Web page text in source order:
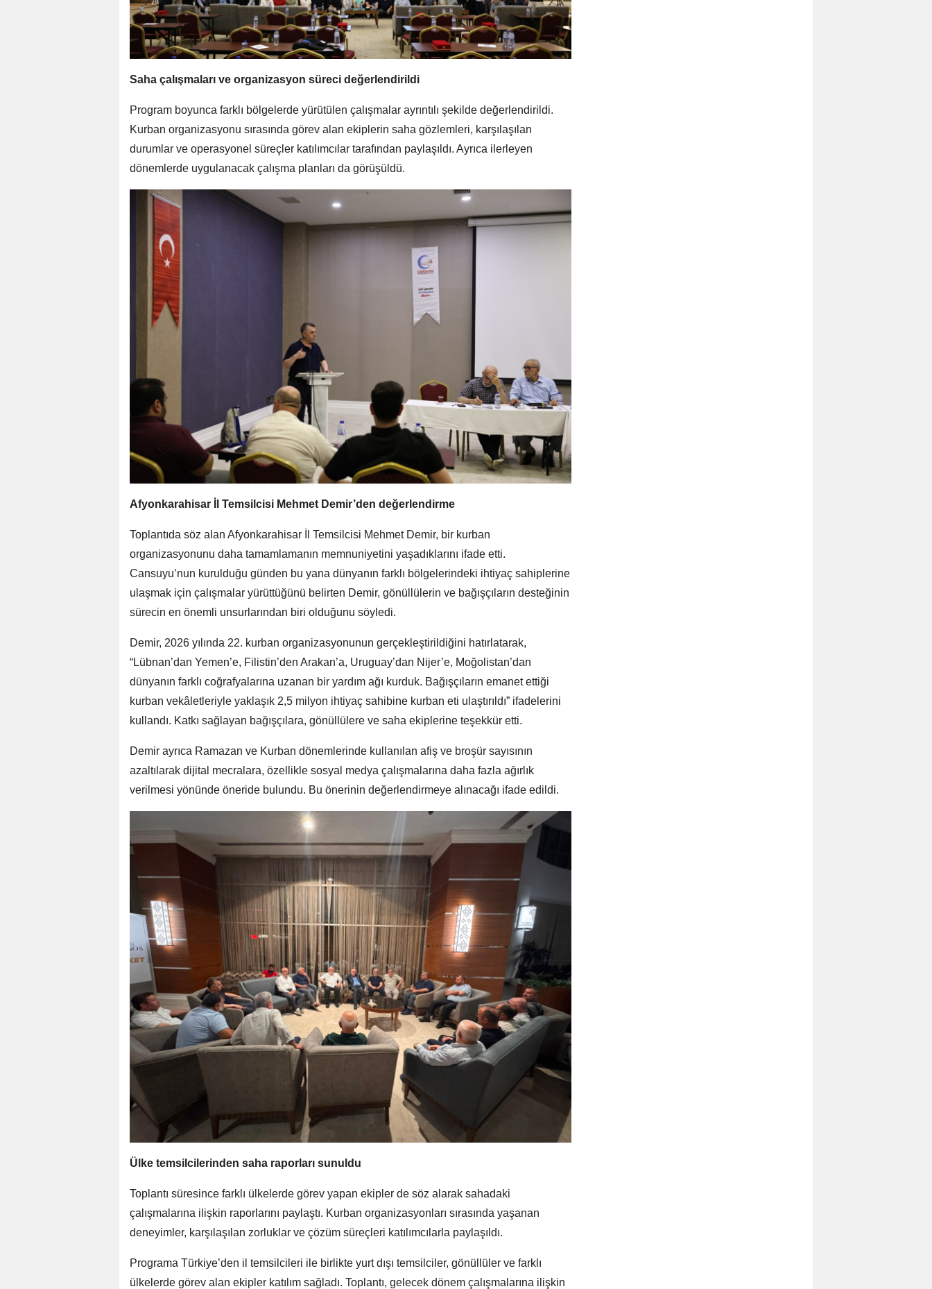
Saha çalışmaları ve organizasyon süreci değerlendirildi
Program boyunca farklı bölgelerde yürütülen çalışmalar ayrıntılı şekilde değerlendirildi.
Kurban organizasyonu sırasında görev alan ekiplerin saha gözlemleri, karşılaşılan
durumlar ve operasyonel süreçler katılımcılar tarafından paylaşıldı. Ayrıca ilerleyen
dönemlerde uygulanacak çalışma planları da görüşüldü.
Afyonkarahisar İl Temsilcisi Mehmet Demir’den değerlendirme
Toplantıda söz alan Afyonkarahisar İl Temsilcisi Mehmet Demir, bir kurban
organizasyonunu daha tamamlamanın memnuniyetini yaşadıklarını ifade etti.
Cansuyu’nun kurulduğu günden bu yana dünyanın farklı bölgelerindeki ihtiyaç sahiplerine
ulaşmak için çalışmalar yürüttüğünü belirten Demir, gönüllülerin ve bağışçıların desteğinin
sürecin en önemli unsurlarından biri olduğunu söyledi.
Demir, 2026 yılında 22. kurban organizasyonunun gerçekleştirildiğini hatırlatarak,
“Lübnan’dan Yemen’e, Filistin’den Arakan’a, Uruguay’dan Nijer’e, Moğolistan’dan
dünyanın farklı coğrafyalarına uzanan bir yardım ağı kurduk. Bağışçıların emanet ettiği
kurban vekâletleriyle yaklaşık 2,5 milyon ihtiyaç sahibine kurban eti ulaştırıldı” ifadelerini
kullandı. Katkı sağlayan bağışçılara, gönüllülere ve saha ekiplerine teşekkür etti.
Demir ayrıca Ramazan ve Kurban dönemlerinde kullanılan afiş ve broşür sayısının
azaltılarak dijital mecralara, özellikle sosyal medya çalışmalarına daha fazla ağırlık
verilmesi yönünde öneride bulundu. Bu önerinin değerlendirmeye alınacağı ifade edildi.
Ülke temsilcilerinden saha raporları sunuldu
Toplantı süresince farklı ülkelerde görev yapan ekipler de söz alarak sahadaki
çalışmalarına ilişkin raporlarını paylaştı. Kurban organizasyonları sırasında yaşanan
deneyimler, karşılaşılan zorluklar ve çözüm süreçleri katılımcılarla paylaşıldı.
Programa Türkiye’den il temsilcileri ile birlikte yurt dışı temsilciler, gönüllüler ve farklı
ülkelerde görev alan ekipler katılım sağladı. Toplantı, gelecek dönem çalışmalarına ilişkin